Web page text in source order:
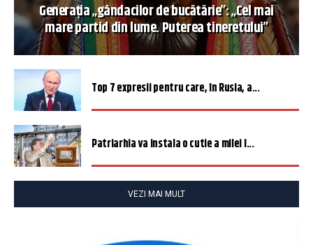
Generația „gândacilor de bucătărie”: „Cel mai
mare partid din lume. Puterea tineretului”
Top 7 expresii pentru care, în Rusia, a...
Patriarhia va instala o cutie a milei î...
VEZI MAI MULT